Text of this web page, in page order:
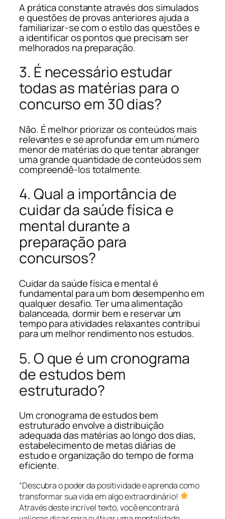
A prática constante através dos simulados
e questões de provas anteriores ajuda a
familiarizar-se com o estilo das questões e
a identificar os pontos que precisam ser
melhorados na preparação.
3. É necessário estudar
todas as matérias para o
concurso em 30 dias?
Não. É melhor priorizar os conteúdos mais
relevantes e se aprofundar em um número
menor de matérias do que tentar abranger
uma grande quantidade de conteúdos sem
compreendê-los totalmente.
4. Qual a importância de
cuidar da saúde física e
mental durante a
preparação para
concursos?
Cuidar da saúde física e mental é
fundamental para um bom desempenho em
qualquer desafio. Ter uma alimentação
balanceada, dormir bem e reservar um
tempo para atividades relaxantes contribui
para um melhor rendimento nos estudos.
5. O que é um cronograma
de estudos bem
estruturado?
Um cronograma de estudos bem
estruturado envolve a distribuição
adequada das matérias ao longo dos dias,
estabelecimento de metas diárias de
estudo e organização do tempo de forma
eficiente.
“Descubra o poder da positividade e aprenda como
transformar sua vida em algo extraordinário!
Através deste incrível texto, você encontrará